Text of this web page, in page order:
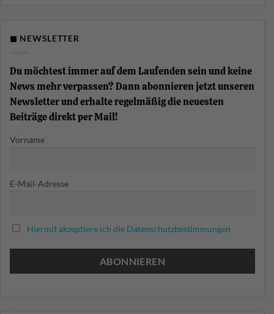
Chord-
erklärt
◼ NEWSLETTER
Du möchtest immer auf dem Laufenden sein und keine
News mehr verpassen? Dann abonnieren jetzt unseren
Newsletter und erhalte regelmäßig die neuesten
Beiträge direkt per Mail!
Vorname
E-Mail-Adresse
Hiermit akzeptiere ich die Datenschutzbestimmungen